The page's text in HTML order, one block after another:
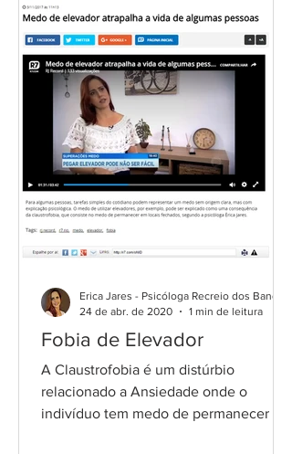
Fobia de Elevador
A Claustrofobia é um distúrbio
relacionado a Ansiedade onde o
indivíduo tem medo de permanecer em
24 de abr. de 2020
1 min de leitura